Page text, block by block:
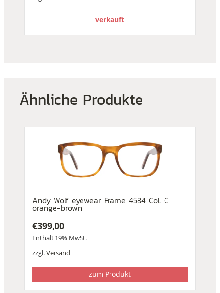
verkauft
Ähnliche Produkte
Andy Wolf eyewear Frame 4584 Col. C
orange-brown
€399,00
Enthält 19% MwSt.
zzgl.Versand
zum Produkt